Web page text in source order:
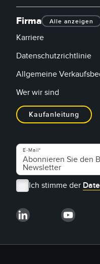
Firma Alle anzeigen
Karriere
Datenschutzrichtlinie
Allgemeine
Wer wir sind
Kaufanleitung
E-Mail
Ich stimme der